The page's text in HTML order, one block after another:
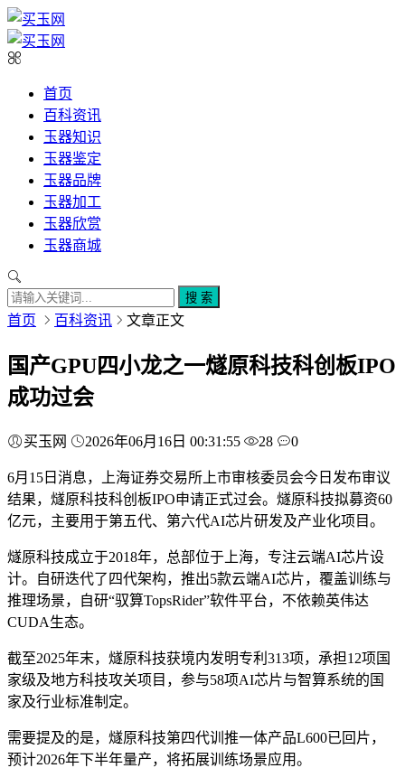
首页
百科资讯
玉器知识
玉器鉴定
玉器品牌
玉器加工
玉器欣赏
玉器商城
搜 索
首页 百科资讯 文章正文
国产GPU四小龙之一燧原科技科创板IPO
成功过会
买玉网 2026年06月16日 00:31:55 28 0
6月15日消息，上海证券交易所上市审核委员会今日发布审议
结果，燧原科技科创板IPO申请正式过会。燧原科技拟募资60
亿元，主要用于第五代、第六代AI芯片研发及产业化项目。
燧原科技成立于2018年，总部位于上海，专注云端AI芯片设
计。自研迭代了四代架构，推出5款云端AI芯片，覆盖训练与
推理场景，自研“驭算TopsRider”软件平台，不依赖英伟达
CUDA生态。
截至2025年末，燧原科技获境内发明专利313项，承担12项国
家级及地方科技攻关项目，参与58项AI芯片与智算系统的国
家及行业标准制定。
需要提及的是，燧原科技第四代训推一体产品L600已回片，
预计2026年下半年量产，将拓展训练场景应用。